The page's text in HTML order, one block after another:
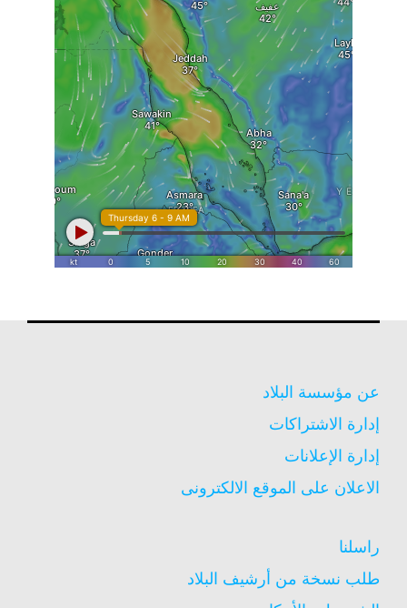
عن مؤسسة البلاد
إدارة الاشتراكات
إدارة الإعلانات
الاعلان على الموقع الالكترونى
راسلنا
طلب نسخة من أرشيف البلاد